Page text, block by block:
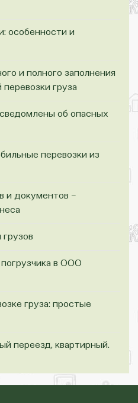
особенности и
и полного заполнения
груза
об опасных
перевозки из
и документов –
грузов
в ООО
груза: простые
переезд, квартирный.